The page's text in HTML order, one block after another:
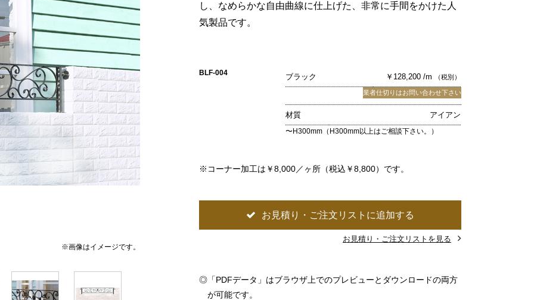
し、なめらかな自由曲線に仕上げた、非常に手間をかけた人
気製品です。
※画像はイメージです。
BLF-004 ブラック ￥128,200 /m （税別）
業者仕切りはお問い合わせ下さい
材質 アイアン
〜H300mm（H300mm以上はご相談下さい。）
※コーナー加工は￥8,000／ヶ所（税込￥8,800）です。
お見積り・ご注文リストに追加する
お見積り・ご注文リストを見る
◎ 「PDFデータ」はブラウザ上でのプレビューとダウンロードの両方
が可能です。